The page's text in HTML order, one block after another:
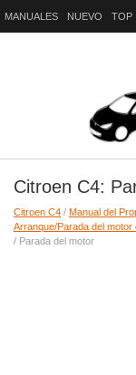
MANUALES NUEVO TOP
Citroen C4:
Citroen C4 / Manual del
Arranque/Parada del
/ Parada del motor